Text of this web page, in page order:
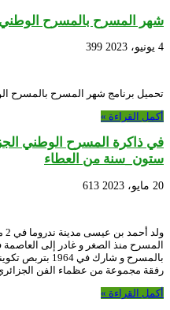
شهر المسرح بالمسرح الوطني
4 يونيو، 2023 399
تحميل برنامج شهر المسرح بالمسرح
أكمل القراءة »
في ذاكرة المسرح الوطني
ستون_سنة من العطاء
20 مايو، 2023 613
بالمسرح و
رفقة مجموعة من عظماء الفن
أكمل القراءة »